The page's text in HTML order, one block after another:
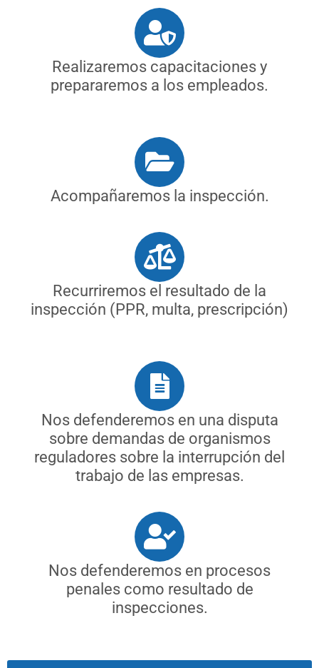
Realizaremos capacitaciones y
prepararemos a los empleados.
Acompañaremos la inspección.
Recurriremos el resultado de la
inspección (PPR, multa, prescripción)
Nos defenderemos en una disputa
sobre demandas de organismos
reguladores sobre la interrupción del
trabajo de las empresas.
Nos defenderemos en procesos
penales como resultado de
inspecciones.